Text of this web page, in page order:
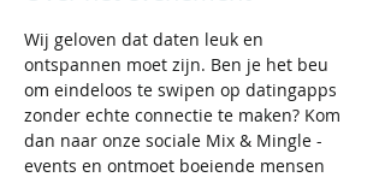
Wij geloven dat daten leuk en
ontspannen moet zijn. Ben je het beu
om eindeloos te swipen op datingapps
zonder echte connectie te maken? Kom
dan naar onze sociale Mix & Mingle -
events en ontmoet boeiende mensen